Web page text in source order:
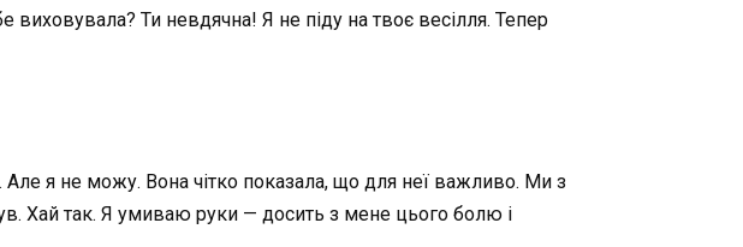
Ти невдячна! Я не піду на твоє весілля. Тепер
я не можу. Вона чітко показала, що для неї важливо. Ми з
Хай так. Я умиваю руки — досить з мене цього болю і